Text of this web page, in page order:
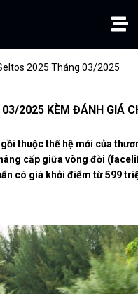
2025 Tháng 03/2025
2025 KÈM ĐÁNH GIÁ
thuộc thế hệ mới của
cấp giữa vòng đời
có giá khởi điểm từ 599